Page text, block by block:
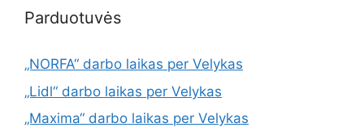
Parduotuvės
„NORFA“ darbo laikas per Velykas
„Lidl“ darbo laikas per Velykas
„Maxima“ darbo laikas per Velykas